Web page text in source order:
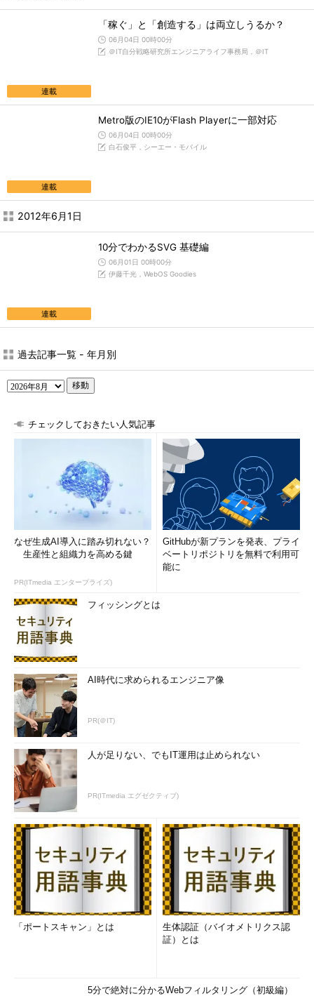
連載
「稼ぐ」と「創造する」は両立しうるか？
06月04日 00時00分
＠IT自分戦略研究所エンジニアライフ事務局，＠IT
連載
Metro版のIE10がFlash Playerに一部対応
06月04日 00時00分
白石俊平，シーエー・モバイル
2012年6月1日
連載
10分でわかるSVG 基礎編
06月01日 00時00分
伊藤千光，WebOS Goodies
過去記事一覧 - 年月別
移動
チェックしておきたい人気記事
なぜ生成AI導入に踏み切れない？
生産性と組織力を高める鍵
PR(ITmedia エンタープライズ)
GitHubが新プランを発表、プライ
ベートリポジトリを無料で利用可
能に
フィッシングとは
AI時代に求められるエンジニア像
PR(＠IT)
人が足りない、でもIT運用は止められない
PR(ITmedia エグゼクティブ)
「ポートスキャン」とは
生体認証（バイオメトリクス認
証）とは
5分で絶対に分かるWebフィルタリング（初級編）